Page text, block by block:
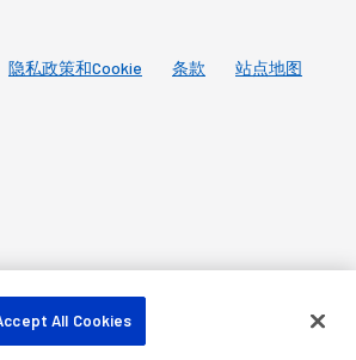
隐私政策和Cookie 条款 站点地图
All Cookies